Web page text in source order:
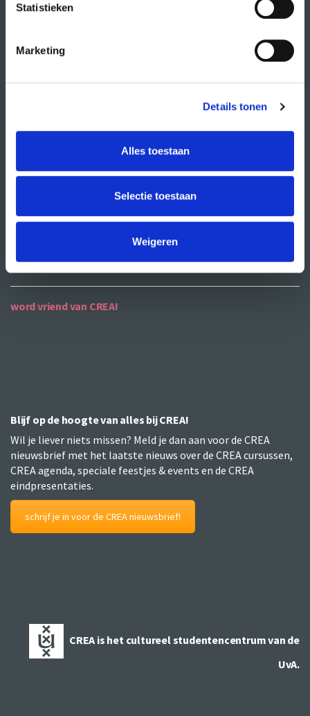
Statistieken
Marketing
Details tonen
Alles toestaan
Selectie toestaan
Weigeren
wat doet CREA?
vacatures
contact
openingstijden
word vriend van CREA!
Blijf op de hoogte van alles bij CREA!
Wil je liever niets missen? Meld je dan aan voor de CREA
nieuwsbrief met het laatste nieuws over de CREA cursussen,
CREA agenda, speciale feestjes & events en de CREA
eindpresentaties.
schrijf je in voor de CREA nieuwsbrief!
CREA is het cultureel studentencentrum van de
UvA.